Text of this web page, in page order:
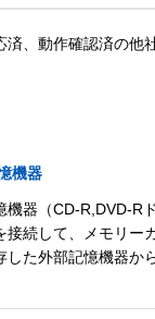
済、動作確認済の他
機器
機器（CD-R,DVD-R
接続して、メモリー
した外部記憶機器か